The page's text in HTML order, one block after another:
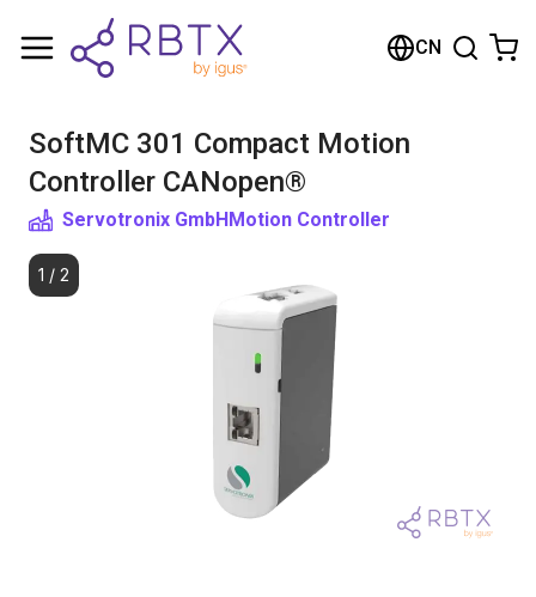
CN
SoftMC 301 Compact Motion
Controller CANopen®
Servotronix GmbHMotion Controller
1 / 2
购物车
浏览商店